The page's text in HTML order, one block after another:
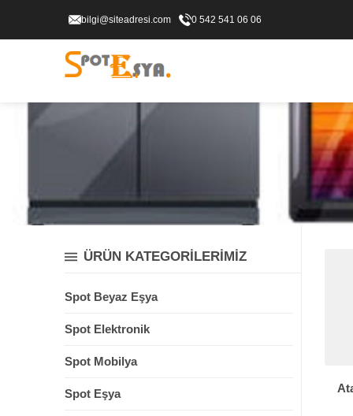
bilgi@siteadresi.com 0 542 541 06 06
ÜRÜN KATEGORİLERİMİZ
Spot Beyaz Eşya
Spot Elektronik
Spot Mobilya
Spot Eşya